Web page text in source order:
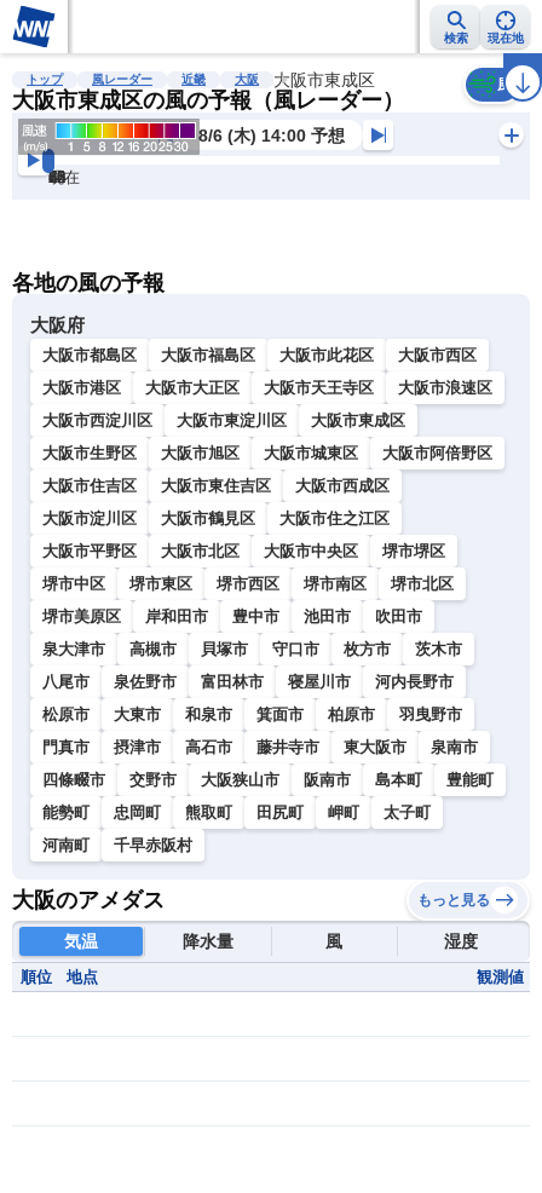
検索 現在地
雨雲レーダー 台風情報 地震情報 警報・注意報 2週間天気 ラ
トップ 風レーダー 近畿 大阪 大阪市東成区
大阪市東成区の風の予報（風レーダー）
風
8/6 (木) 14:00 予想
現在
6h
12
24
36
48
60
72
各地の風の予報
大阪府
大阪市都島区 大阪市福島区 大阪市此花区
大阪市西区
大阪市港区
大阪市大正区 大阪市天王寺区
大阪市浪速区
大阪市西淀川区
大阪市東淀川区
大阪市東成区
大阪市生野区
大阪市旭区 大阪市城東区
大阪市阿倍野区
大阪市住吉区
大阪市東住吉区
大阪市西成区
大阪市淀川区
大阪市鶴見区
大阪市住之江区
大阪市平野区
大阪市北区 大阪市中央区
堺市堺区
堺市中区
堺市東区 堺市西区 堺市南区
堺市北区
堺市美原区
岸和田市 豊中市 池田市
吹田市
泉大津市
高槻市 貝塚市 守口市 枚方市
茨木市
八尾市
泉佐野市 富田林市 寝屋川市
河内長野市
松原市
大東市 和泉市 箕面市 柏原市
羽曳野市
門真市
摂津市 高石市 藤井寺市 東大阪市
泉南市
四條畷市
交野市 大阪狭山市 阪南市 島本町
豊能町
能勢町
忠岡町 熊取町 田尻町 岬町
太子町
河南町
千早赤阪村
大阪のアメダス もっと見る
気温 降水量 風 湿度
順位 地点 観測値